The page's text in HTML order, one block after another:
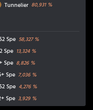
SolTunnelier 80,931%
Spe 58,327%
Spe 13,324%
Spe 8,826%
Spe 7,036%
Spe 4,276%
Spe 3,929%